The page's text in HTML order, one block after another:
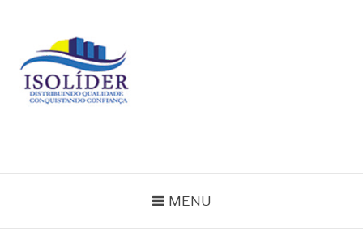
conteúdo
MENU